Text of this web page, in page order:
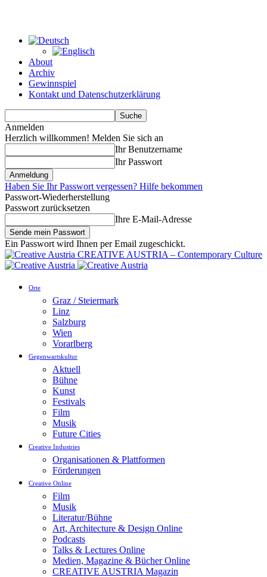
About
Archiv
Gewinnspiel
Kontakt und Datenschutzerklärung
Anmelden
Herzlich willkommen! Melden Sie sich an
Ihr Benutzername
Ihr Passwort
Haben Sie Ihr Passwort vergessen? Hilfe bekommen
Passwort-Wiederherstellung
Passwort zurücksetzen
Ihre E-Mail-Adresse
Ein Passwort wird Ihnen per Email zugeschickt.
CREATIVE AUSTRIA – Contemporary Culture
Orte
Graz / Steiermark
Linz
Salzburg
Wien
Vorarlberg
Gegenwartskultur
Aktuell
Bühne
Kunst
Festivals
Film
Musik
Future Cities
Creative Industries
Organisationen & Plattformen
Förderungen
Creative Online
Film
Musik
Literatur/Bühne
Art, Architecture & Design Online
Podcasts
Talks & Lectures Online
Medien, Magazine & Bücher Online
CREATIVE AUSTRIA Magazin